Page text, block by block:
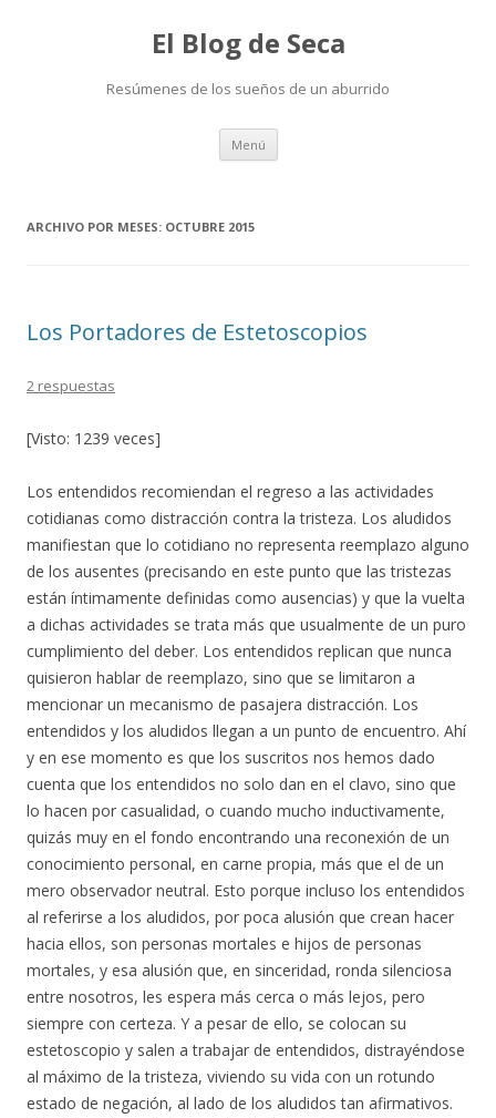
El Blog de Seca
Resúmenes de los sueños de un aburrido
Menú Ir
contenido
ARCHIVO POR MESES: OCTUBRE 2015
Los Portadores de Estetoscopios
2 respuestas
[Visto: 1239 veces]
Los entendidos recomiendan el regreso a las actividades
cotidianas como distracción contra la tristeza. Los aludidos
manifiestan que lo cotidiano no representa reemplazo alguno
de los ausentes (precisando en este punto que las tristezas
están íntimamente definidas como ausencias) y que la vuelta
a dichas actividades se trata más que usualmente de un puro
cumplimiento del deber. Los entendidos replican que nunca
quisieron hablar de reemplazo, sino que se limitaron a
mencionar un mecanismo de pasajera distracción. Los
entendidos y los aludidos llegan a un punto de encuentro. Ahí
y en ese momento es que los suscritos nos hemos dado
cuenta que los entendidos no solo dan en el clavo, sino que
lo hacen por casualidad, o cuando mucho inductivamente,
quizás muy en el fondo encontrando una reconexión de un
conocimiento personal, en carne propia, más que el de un
mero observador neutral. Esto porque incluso los entendidos
al referirse a los aludidos, por poca alusión que crean hacer
hacia ellos, son personas mortales e hijos de personas
mortales, y esa alusión que, en sinceridad, ronda silenciosa
entre nosotros, les espera más cerca o más lejos, pero
siempre con certeza. Y a pesar de ello, se colocan su
estetoscopio y salen a trabajar de entendidos, distrayéndose
al máximo de la tristeza, viviendo su vida con un rotundo
estado de negación, al lado de los aludidos tan afirmativos.